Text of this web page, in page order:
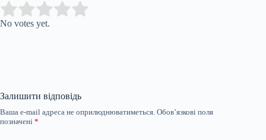
Rate this item:
No votes yet.
Залишити відповідь
Ваша e-mail адреса не оприлюднюватиметься. Обов’язкові поля
позначені *